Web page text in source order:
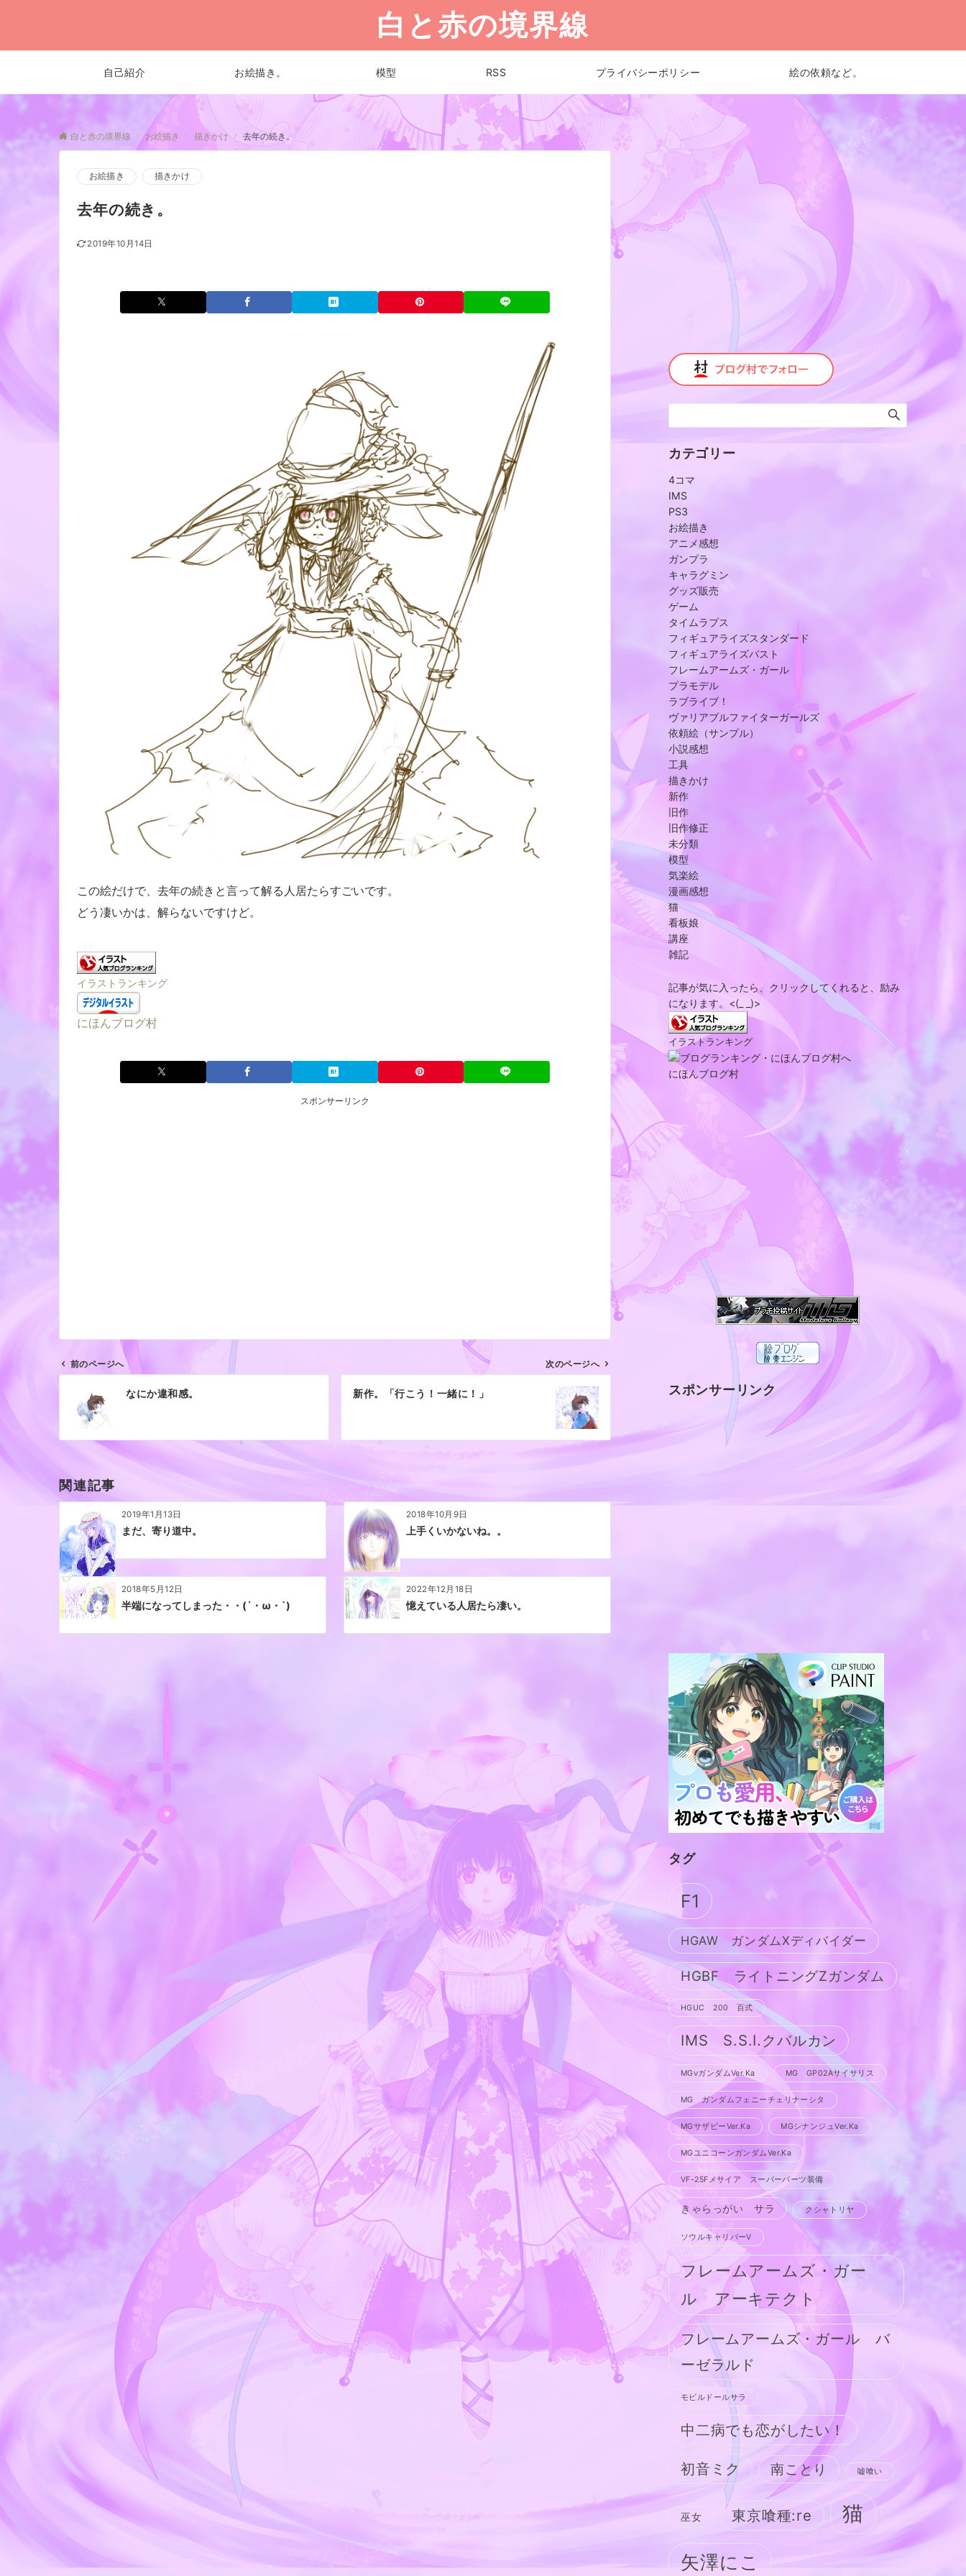
白と赤の境界線
自己紹介 お絵描き。 模型 RSS プライバシーポリシー 絵の依頼など。
白と赤の境界線 お絵描き 描きかけ 去年の続き。
お絵描き 描きかけ
去年の続き。
2019年10月14日
この絵だけで、去年の続きと言って解る人居たらすごいです。
どう凄いかは、解らないですけど。
イラストランキング
にほんブログ村
スポンサーリンク
シ
ン
前のページへ
なにか違和感。
次のページへ
新作。「行こう！一緒に！」
関連記事
2019年1月13日
まだ、寄り道中。
2018年10月9日
上手くいかないね。。
2018年5月12日
半端になってしまった・・(´・ω・`)
2022年12月18日
憶えている人居たら凄い。
カテゴリー
4コマ
IMS
PS3
お絵描き
アニメ感想
ガンプラ
キャラグミン
グッズ販売
ゲーム
タイムラプス
フィギュアライズスタンダード
フィギュアライズバスト
フレームアームズ・ガール
プラモデル
ラブライブ！
ヴァリアブルファイターガールズ
依頼絵（サンプル）
小説感想
工具
描きかけ
新作
旧作
旧作修正
未分類
模型
気楽絵
漫画感想
猫
看板娘
講座
雑記
記事が気に入ったら、クリックしてくれると、励み
になります。<(_ _)>
イラストランキング
にほんブログ村
スポンサーリンク
タグ
F1
HGAW ガンダムXディバイダー
HGBF ライトニングZガンダム
HGUC 200 百式
IMS S.S.I.クバルカン
MGνガンダムVer.Ka MG GP02Aサイサリス
MG ガンダムフェニーチェリナーシタ
MGサザビーVer.Ka MGシナンジュVer.Ka
MGユニコーンガンダムVer.Ka
VF-25Fメサイア スーパーパーツ装備
きゃらっがい サラ クシャトリヤ
ソウルキャリバーV
フレームアームズ・ガー
ル アーキテクト
フレームアームズ・ガール バ
ーゼラルド
モビルドールサラ
中二病でも恋がしたい！
初音ミク 南ことり 嘘喰い
巫女 東京喰種:re 猫
矢澤にこ